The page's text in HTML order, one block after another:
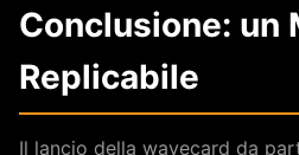
Conclusione: un
Replicabile
Il lancio della wavecard da